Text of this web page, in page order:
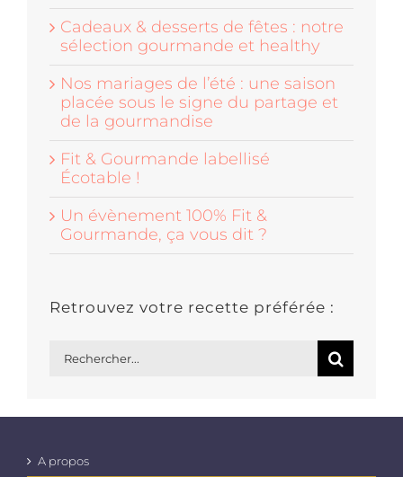
Cadeaux & desserts de fêtes : notre
sélection gourmande et healthy
Nos mariages de l’été : une saison
placée sous le signe du partage et
de la gourmandise
Fit & Gourmande labellisé
Écotable !
Un évènement 100% Fit &
Gourmande, ça vous dit ?
Retrouvez votre recette préférée :
Rechercher:
A propos